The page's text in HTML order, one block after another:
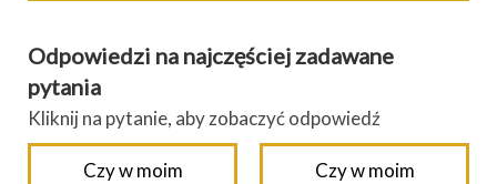
Odpowiedzi na najczęściej zadawane
pytania
Kliknij na pytanie, aby zobaczyć odpowiedź
Czy w moim
Czy w moim